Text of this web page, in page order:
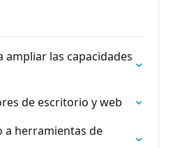
ampliar las capacidades
de escritorio y web
a herramientas de